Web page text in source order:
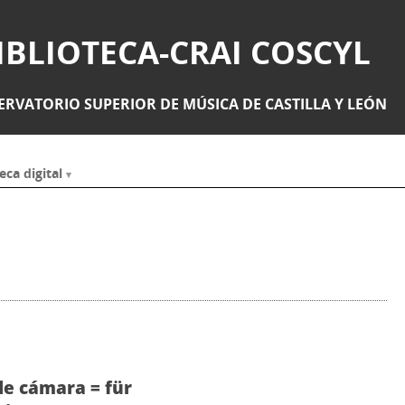
CRAI COSCYL
SUPERIOR DE MÚSICA DE CASTILLA Y LEÓN
digital
cámara = für